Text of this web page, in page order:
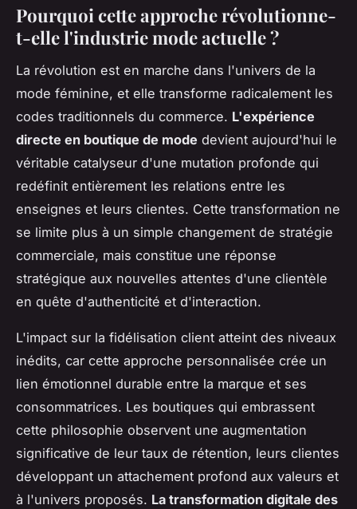
Pourquoi cette approche révolutionne-
t-elle l'industrie mode actuelle ?
La révolution est en marche dans l'univers de la
mode féminine, et elle transforme radicalement les
codes traditionnels du commerce. L'expérience
directe en boutique de mode devient aujourd'hui le
véritable catalyseur d'une mutation profonde qui
redéfinit entièrement les relations entre les
enseignes et leurs clientes. Cette transformation ne
se limite plus à un simple changement de stratégie
commerciale, mais constitue une réponse
stratégique aux nouvelles attentes d'une clientèle
en quête d'authenticité et d'interaction.
L'impact sur la fidélisation client atteint des niveaux
inédits, car cette approche personnalisée crée un
lien émotionnel durable entre la marque et ses
consommatrices. Les boutiques qui embrassent
cette philosophie observent une augmentation
significative de leur taux de rétention, leurs clientes
développant un attachement profond aux valeurs et
à l'univers proposés. La transformation digitale des